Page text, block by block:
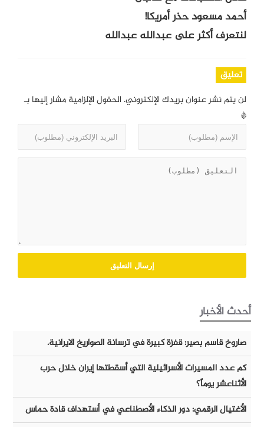
أحمد مسعود حذر أمريكا!
لنتعرف أكثر على عبدالله عبدالله
تعليق
لن يتم نشر عنوان بريدك الإلكتروني. الحقول الإلزامية مشار إليها بـ
*
أحدث الأخبار
صاروخ قاسم بصير: قفزة كبيرة في ترسانة الصواريخ الايرانية.
كم عدد المسيرات الأسرائيلية التي أسقطتها إيران خلال حرب
الأثناعشر يوماً؟
الأغتيال الرقمي: دور الذكاء الأصطناعي في أستهداف قادة حماس